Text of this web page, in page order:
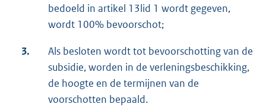
bedoeld in artikel 13lid 1 wordt gegeven,
wordt 100% bevoorschot;
3.
Als besloten wordt tot bevoorschotting van de
subsidie, worden in de verleningsbeschikking,
de hoogte en de termijnen van de
voorschotten bepaald.